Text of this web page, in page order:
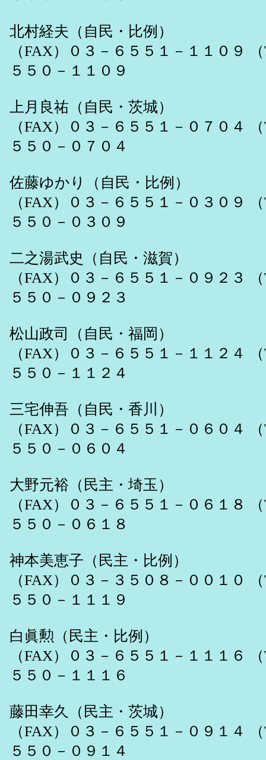
北村経夫（自民・比例）
（FAX）０３－６５５１－１１０９
５５０－１１０９
上月良祐（自民・茨城）
（FAX）０３－６５５１－０７０４
５５０－０７０４
佐藤ゆかり（自民・比例）
（FAX）０３－６５５１－０３０９
５５０－０３０９
二之湯武史（自民・滋賀）
（FAX）０３－６５５１－０９２３
５５０－０９２３
松山政司（自民・福岡）
（FAX）０３－６５５１－１１２４
５５０－１１２４
三宅伸吾（自民・香川）
（FAX）０３－６５５１－０６０４
５５０－０６０４
大野元裕（民主・埼玉）
（FAX）０３－６５５１－０６１８
５５０－０６１８
神本美恵子（民主・比例）
（FAX）０３－３５０８－００１０
５５０－１１１９
白眞勲（民主・比例）
（FAX）０３－６５５１－１１１６
５５０－１１１６
藤田幸久（民主・茨城）
（FAX）０３－６５５１－０９１４
５５０－０９１４